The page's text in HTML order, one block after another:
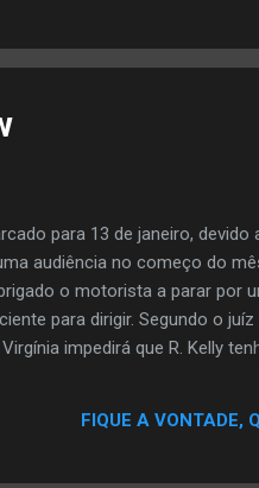
para 13 de janeiro, devido
audiência no começo do
o motorista a parar por
para dirigir. Segundo o
impedirá que R. Kelly
FIQUE A VONTADE,